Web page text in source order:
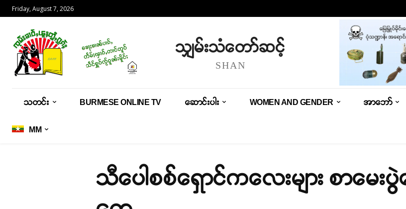
Friday, August 7, 2026
သျှမ်းသံတော်ဆင့်
SHAN
သတင်း BURMESE ONLINE TV ဆောင်းပါး WOMEN AND GENDER အာဘော်
MM
သီပေါစစ်ရှောင်ကလေးများ စာမေး